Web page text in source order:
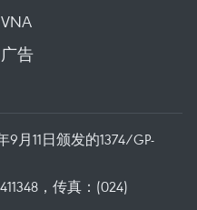
VNA
广告
月11日颁发的1374/GP-
，传真：(024)